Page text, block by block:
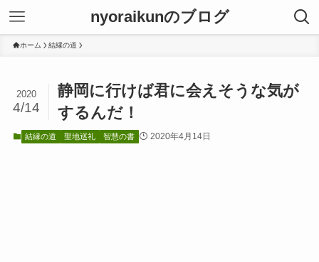
nyoraikunのブログ
ホーム 結縁の道
静岡に行けば君に会えそうな気が
するんだ！
2020
4/14
結縁の道 聖地巡礼 智慧の書 2020年4月14日